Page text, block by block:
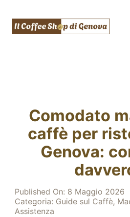
contenuto
Acqua & SodaStream
Assistenza tecnica
Blog
Comodato
caffè per
Genova:
Published On: 8 Maggio 2026
Categoria: Guide sul Caffè,
Assistenza